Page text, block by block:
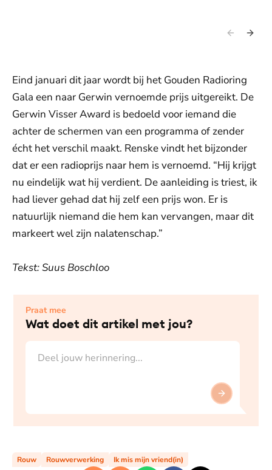
Eind januari dit jaar wordt bij het Gouden Radioring
Gala een naar Gerwin vernoemde prijs uitgereikt. De
Gerwin Visser Award is bedoeld voor iemand die
achter de schermen van een programma of zender
écht het verschil maakt. Renske vindt het bijzonder
dat er een radioprijs naar hem is vernoemd. “Hij krijgt
nu eindelijk wat hij verdient. De aanleiding is triest, ik
had liever gehad dat hij zelf een prijs won. Er is
natuurlijk niemand die hem kan vervangen, maar dit
markeert wel zijn nalatenschap.”
Tekst: Suus Boschloo
Praat mee
Wat doet dit artikel met jou?
Druk op Enter om te versturen. Gebruik Shift+Enter
Rouw Rouwverwerking Ik mis mijn vriend(in)